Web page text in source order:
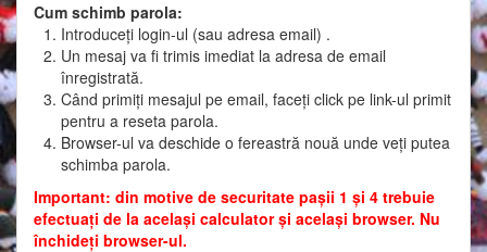
Cum schimb parola:
Introduceți login-ul (sau adresa email) .
Un mesaj va fi trimis imediat la adresa de email
înregistrată.
Când primiți mesajul pe email, faceți click pe link-ul primit
pentru a reseta parola.
Browser-ul va deschide o fereastră nouă unde veți putea
schimba parola.
Important: din motive de securitate pașii 1 și 4 trebuie
efectuați de la același calculator și același browser. Nu
închideți browser-ul.